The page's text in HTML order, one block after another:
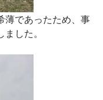
薄であったため、事
した。